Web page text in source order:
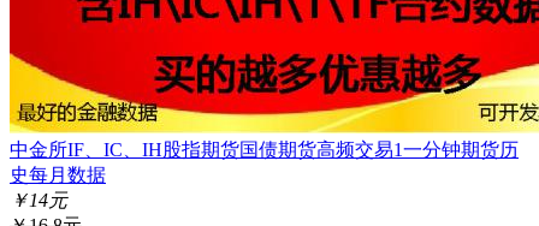
中金所IF、IC、IH股指期货国债期货高频交易1一分钟期货历
史每月数据
￥14元